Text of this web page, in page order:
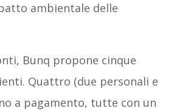
ambientale delle
Bunq propone cinque
Quattro (due personali e
a pagamento, tutte con un